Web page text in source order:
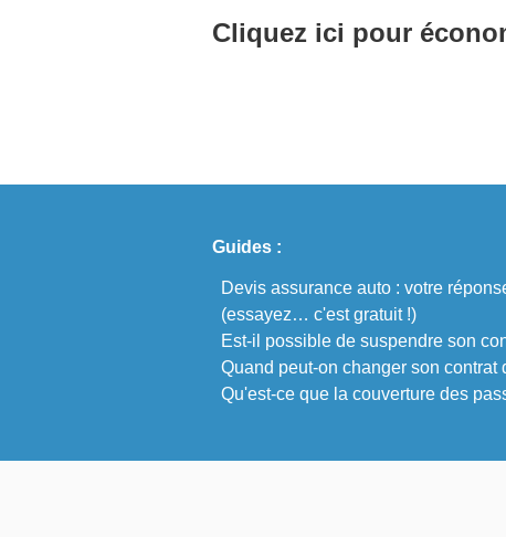
Cliquez ici pour
Guides :
Devis assurance auto : votre
(essayez… c'est gratuit !)
Est-il possible de suspendre son
Quand peut-on changer son contrat
Qu'est-ce que la couverture des